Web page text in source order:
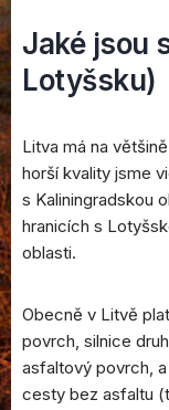
Jaké jsou
Lotyšsku)
Litva má na
horší kvality jsme
s Kaliningradskou
hranicích s
oblasti.
Obecně v Litvě
povrch, silnice
asfaltový povrch,
cesty bez asfaltu